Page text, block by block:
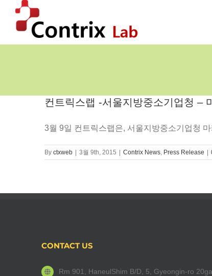
컨트릭스랩 -서울지방중소기업청 –
3월 9일 컨트릭스랩은, 서울지방중소기업청
By ctxweb 3월 9th, 2015 Contrix News, Press Release
CONTACT US
Rm 901, HaneulShim B/D, 5, Gyeongin-ro